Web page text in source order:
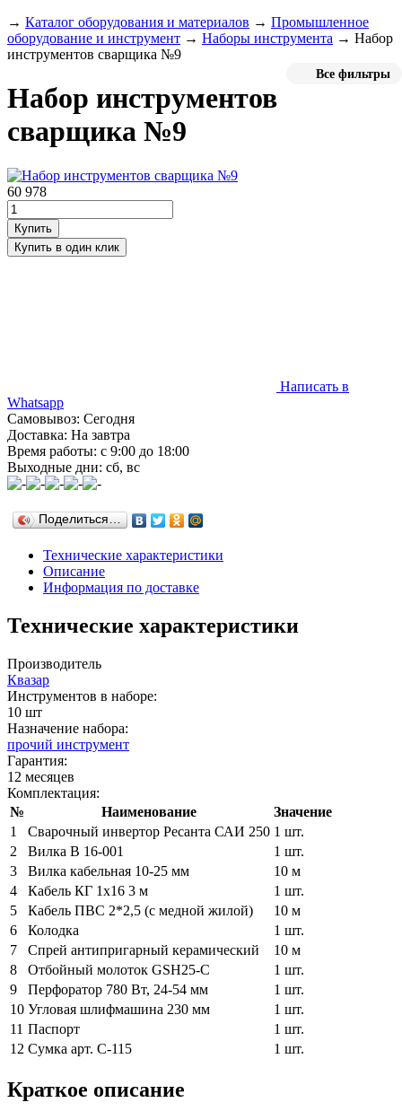
→ Каталог оборудования и материалов → Промышленное
оборудование и инструмент → Наборы инструмента → Набор
инструментов сварщика №9
Все фильтры
Набор инструментов
сварщика №9
60 978
Написать в
Whatsapp
Самовывоз: Сегодня
Доставка: На завтра
Время работы: с 9:00 до 18:00
Выходные дни: сб, вс
Поделиться…
Технические характеристики
Описание
Информация по доставке
Технические характеристики
Производитель
Квазар
Инструментов в наборе:
10 шт
Назначение набора:
прочий инструмент
Гарантия:
12 месяцев
Комплектация:
№
Наименование
Значение
1
Сварочный инвертор Ресанта САИ 250 1 шт.
2
Вилка В 16-001
1 шт.
3
Вилка кабельная 10-25 мм
10 м
4
Кабель КГ 1х16 3 м
1 шт.
5
Кабель ПВС 2*2,5 (с медной жилой)
10 м
6
Колодка
1 шт.
7
Спрей антипригарный керамический
10 м
8
Отбойный молоток GSH25-C
1 шт.
9
Перфоратор 780 Вт, 24-54 мм
1 шт.
10 Угловая шлифмашина 230 мм
1 шт.
11 Паспорт
1 шт.
12 Сумка арт. С-115 1 шт.
Краткое описание